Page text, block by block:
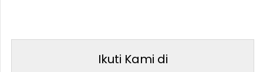
Ikuti Kami di